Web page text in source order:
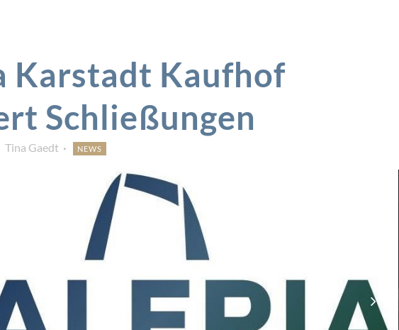
Karstadt Kaufhof
Schließungen
Tina Gaedt NEWS